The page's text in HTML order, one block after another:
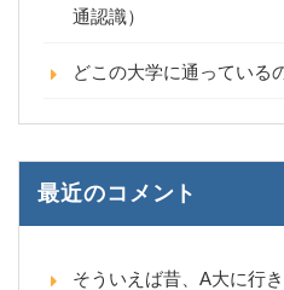
通認識）
どこの大学に通っている
最近のコメント
そういえば昔、A大に行